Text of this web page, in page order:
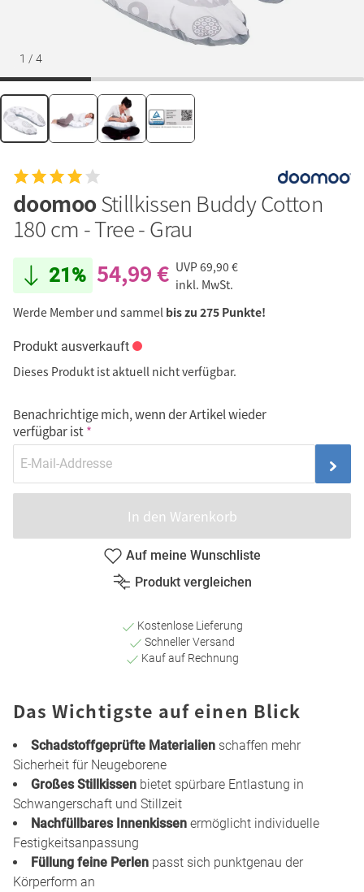
1 / 4
doomooStillkissen Buddy Cotton
180 cm - Tree - Grau
21% 54,99 € UVP69,90 €
inkl. MwSt.
Werde Member und sammel bis zu 275 Punkte!
Produkt ausverkauft
Dieses Produkt ist aktuell nicht verfügbar.
Benachrichtige mich, wenn der Artikel wieder
verfügbar ist
In den Warenkorb
Auf meine Wunschliste
Produkt vergleichen
Kostenlose Lieferung
Schneller Versand
Kauf auf Rechnung
Das Wichtigste auf einen Blick
Schadstoffgeprüfte Materialien schaffen mehr
Sicherheit für Neugeborene
Großes Stillkissen bietet spürbare Entlastung in
Schwangerschaft und Stillzeit
Nachfüllbares Innenkissen ermöglicht individuelle
Festigkeitsanpassung
Füllung feine Perlen passt sich punktgenau der
Körperform an